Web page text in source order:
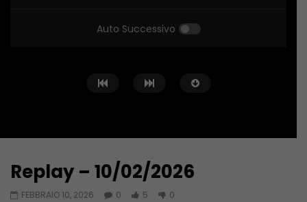
Auto Successivo
46:44
Replay – 10/02/2026
FEBBRAIO 10, 2026 0 5 0